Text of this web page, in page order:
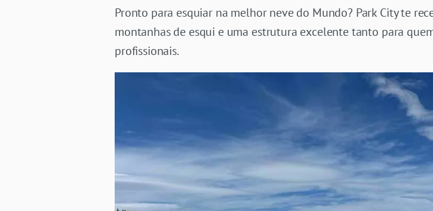
Pronto para esquiar na melhor neve do Mundo? Park City te
montanhas de esqui e uma estrutura excelente tanto para
profissionais.